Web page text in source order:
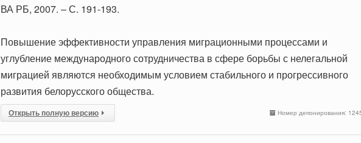
ВА РБ, 2007. – С. 191-193.
Повышение эффективности управления миграционными процессами и
углубление международного сотрудничества в сфере борьбы с нелегальной
миграцией являются необходимым условием стабильного и прогрессивного
развития белорусского общества.
Номер депонирования:
Открыть полную версию